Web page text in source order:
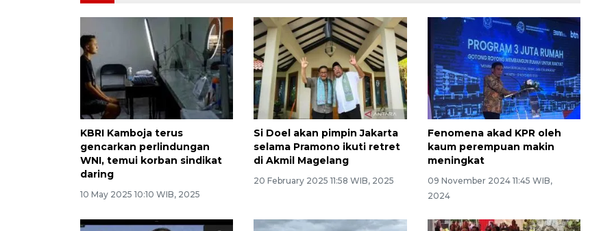
KBRI Kamboja terus
gencarkan perlindungan
WNI, temui korban sindikat
daring
10 May 2025 10:10 WIB, 2025
Si Doel akan pimpin Jakarta
selama Pramono ikuti retret
di Akmil Magelang
20 February 2025 11:58 WIB, 2025
Fenomena akad KPR oleh
kaum perempuan makin
meningkat
09 November 2024 11:45 WIB,
2024